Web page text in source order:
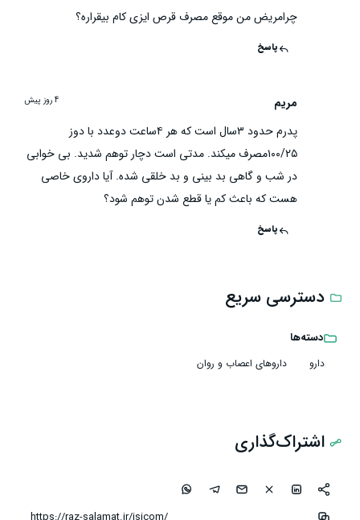
چرامریض من موقع مصرف قرص ایزی کام بیقراره؟
پاسخ
مریم 4 روز پیش
پدرم حدود ۳سال است که هر ۴ساعت دوعدد با دوز
۱۰۰/۲۵مصرف میکند. مدتی است دچار توهم شدید. بی خوابی
در شب و گاهی بد بینی و بد خلقی شده. آیا داروی خاصی
هست که باعث کم یا قطع شدن توهم شود؟
پاسخ
دسترسی سریع
دسته‌ها
دارو داروهای اعصاب و روان
اشتراک‌گذاری